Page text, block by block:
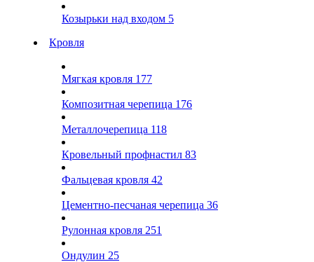
Козырьки над входом 5
Кровля
Мягкая кровля 177
Композитная черепица 176
Металлочерепица 118
Кровельный профнастил 83
Фальцевая кровля 42
Цементно-песчаная черепица 36
Рулонная кровля 251
Ондулин 25